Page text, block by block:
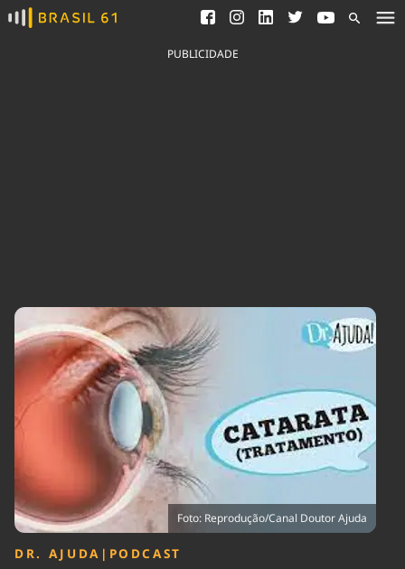
Ver todas as notícias
Saneamento
Indicadores
Agronegócios
Brasil
Brasil Mineral
Ciência &
Tecnologia
Cinema
Comportamento
Cultura
Economia
Educação
Infraestrutura
Internacional
Meio Ambiente
Saúde
Tempo
PUBLICIDADE
Foto: Reprodução/Canal Doutor Ajuda
DR. AJUDA | PODCAST